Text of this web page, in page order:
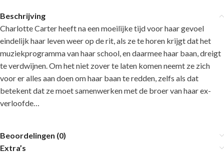
Beschrijving
Charlotte Carter heeft na een moeilijke tijd voor haar gevoel
eindelijk haar leven weer op de rit, als ze te horen krijgt dat het
muziekprogramma van haar school, en daarmee haar baan, dreigt
te verdwijnen. Om het niet zover te laten komen neemt ze zich
voor er alles aan doen om haar baan te redden, zelfs als dat
betekent dat ze moet samenwerken met de broer van haar ex-
verloofde…
Beoordelingen (0)
Extra’s